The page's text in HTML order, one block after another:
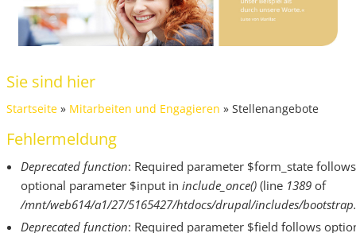
Sie sind hier
Startseite» Mitarbeiten und Engagieren » Stellenangebote
Fehlermeldung
Deprecated function: Required parameter $form_state follows
optional parameter $input in include_once()(line 1389of
/mnt/web614/a1/27/5165427/htdocs/drupal/includes/
Deprecated function: Required parameter $field follows